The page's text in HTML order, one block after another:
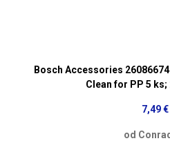
Bosch Accessories
Clean for PP 5 ks;
7,49 €
od